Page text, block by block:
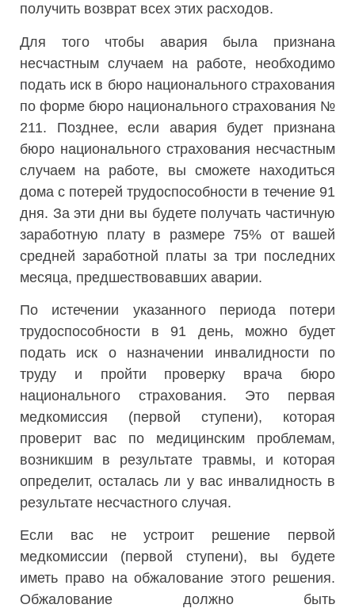
получить возврат всех этих расходов.
Для того чтобы авария была признана
несчастным случаем на работе, необходимо
подать иск в бюро национального страхования
по форме бюро национального страхования №
211. Позднее, если авария будет признана
бюро национального страхования несчастным
случаем на работе, вы сможете находиться
дома с потерей трудоспособности в течение 91
дня. За эти дни вы будете получать частичную
заработную плату в размере 75% от вашей
средней заработной платы за три последних
месяца, предшествовавших аварии.
По истечении указанного периода потери
трудоспособности в 91 день, можно будет
подать иск о назначении инвалидности по
труду и пройти проверку врача бюро
национального страхования. Это первая
медкомиссия (первой ступени), которая
проверит вас по медицинским проблемам,
возникшим в результате травмы, и которая
определит, осталась ли у вас инвалидность в
результате несчастного случая.
Если вас не устроит решение первой
медкомиссии (первой ступени), вы будете
иметь право на обжалование этого решения.
Обжалование должно быть